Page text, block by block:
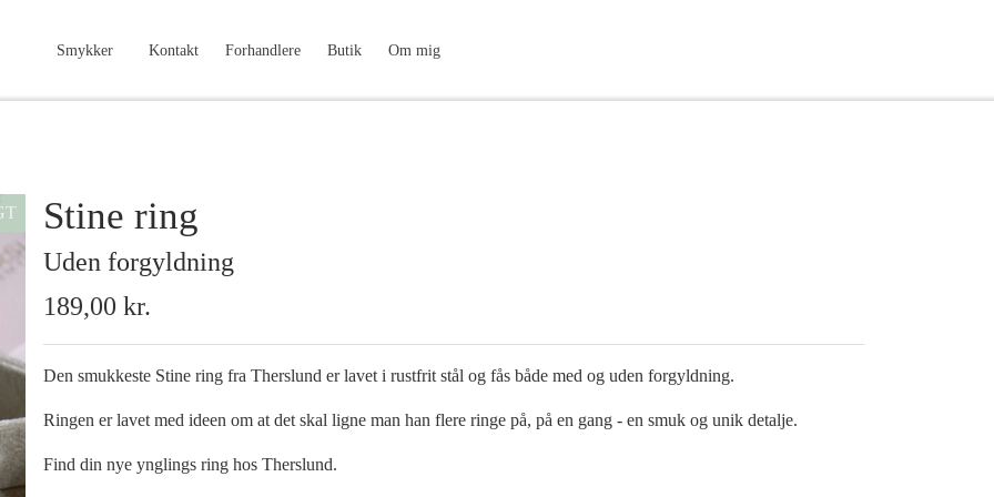
Smykker Kontakt Forhandlere Butik Om mig
Stine ring
Uden forgyldning
189,00 kr.
Den smukkeste Stine ring fra Therslund er lavet i rustfrit stål og fås både med og uden forgyldning.
Ringen er lavet med ideen om at det skal ligne man han flere ringe på, på en gang - en smuk og unik detalje.
Find din nye ynglings ring hos Therslund.